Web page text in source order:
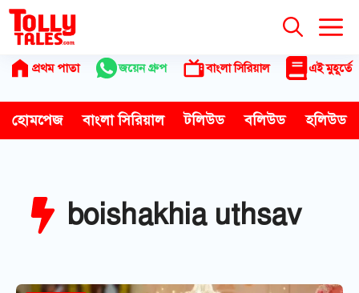
Skip
content
প্রথম পাতা জয়েন গ্রুপ বাংলা সিরিয়াল এই মুহূর্তে
হোমপেজ বাংলা সিরিয়াল টলিউড বলিউড হলিউড
boishakhia uthsav